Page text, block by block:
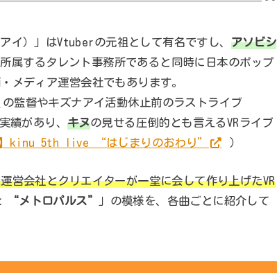
イ）」はVtuberの元祖として有名ですし、 アソビシ
属するタレント事務所であると同時に日本のポップ
メディア運営会社でもあります。
の監督やキズナアイ活動休止前のラストライブ
績があり、キヌの見せる圧倒的とも言えるVRライブ
】kinu 5th live “はじまりのおわり” ）
営会社とクリエイターが一堂に会して作り上げたVR
“メトロパルス”
」の模様を、各曲ごとに紹介して